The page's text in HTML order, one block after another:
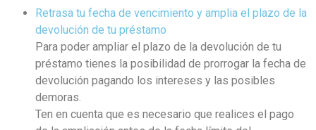
Retrasa tu fecha de vencimiento y amplia el plazo de la
devolución de tu préstamo
Para poder ampliar el plazo de la devolución de tu
préstamo tienes la posibilidad de prorrogar la fecha de
devolución pagando los intereses y las posibles
demoras.
Ten en cuenta que es necesario que realices el pago